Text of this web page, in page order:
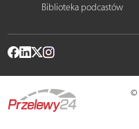
Biblioteka podcastów
©